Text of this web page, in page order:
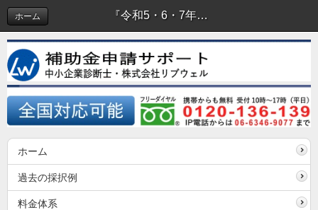
『令和5・6・7年兵庫県物品関係入札参加資格』を取得しました。 | コラム
ホーム
ホーム
過去の採択例
料金体系